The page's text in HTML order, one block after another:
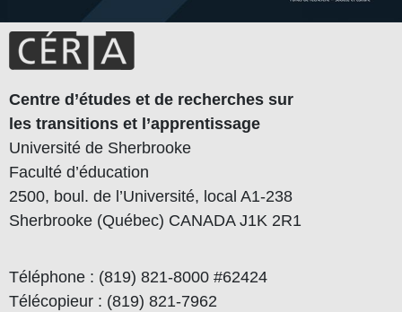
Centre d’études et de recherches sur
les transitions et l’apprentissage
Université de Sherbrooke
Faculté d’éducation
2500, boul. de l’Université, local A1-238
Sherbrooke (Québec) CANADA J1K 2R1
Téléphone : (819) 821-8000 #62424
Télécopieur : (819) 821-7962